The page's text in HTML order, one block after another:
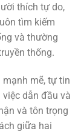
thích tự do,
tìm kiếm
và thường
thống.
mẽ, tự tin
dẫn đầu và
và tôn trọng
giữa hai